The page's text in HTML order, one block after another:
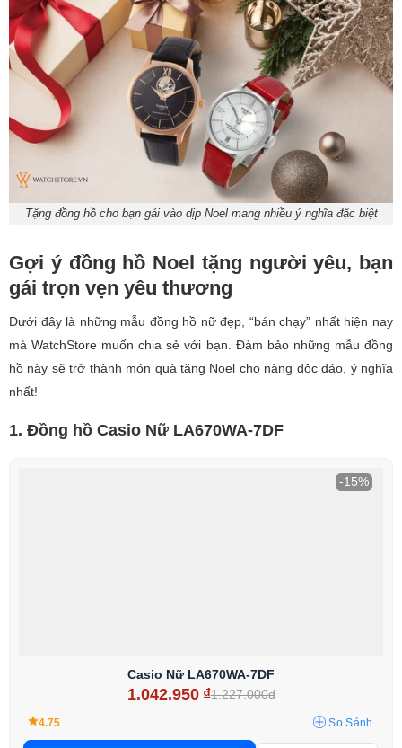
Tặng đồng hồ cho bạn gái vào dịp Noel mang nhiều ý nghĩa đặc biệt
Gợi ý đồng hồ Noel tặng người yêu, bạn
gái trọn vẹn yêu thương
Dưới đây là những mẫu đồng hồ nữ đẹp, “bán chạy” nhất hiện nay
mà WatchStore muốn chia sẻ với bạn. Đảm bảo những mẫu đồng
hồ này sẽ trở thành món quà tặng Noel cho nàng độc đáo, ý nghĩa
nhất!
1. Đồng hồ Casio Nữ LA670WA-7DF
-15%
Casio Nữ LA670WA-7DF
1.042.950 ₫1.227.000đ
4.75 So Sánh